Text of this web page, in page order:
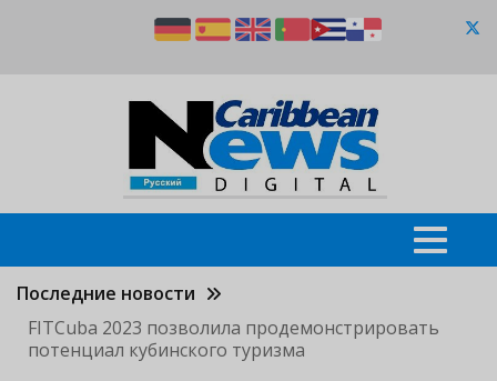
Последние новости
FITCuba 2023 позволила продемонстрировать
потенциал кубинского туризма